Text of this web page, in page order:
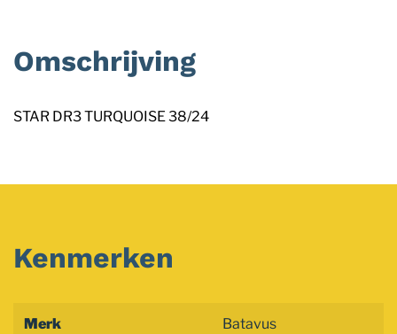
Omschrijving
STAR DR3 TURQUOISE 38/24
Kenmerken
Merk Batavus